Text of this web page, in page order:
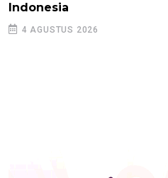
Indonesia
4 AGUSTUS 2026